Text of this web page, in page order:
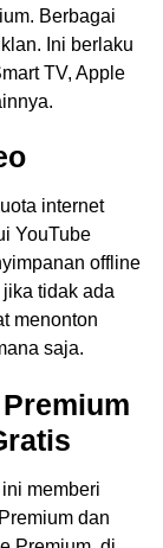
Berbagai
Ini berlaku
TV, Apple
internet
YouTube
offline
tidak ada
menonton
saja.
memberi
dan